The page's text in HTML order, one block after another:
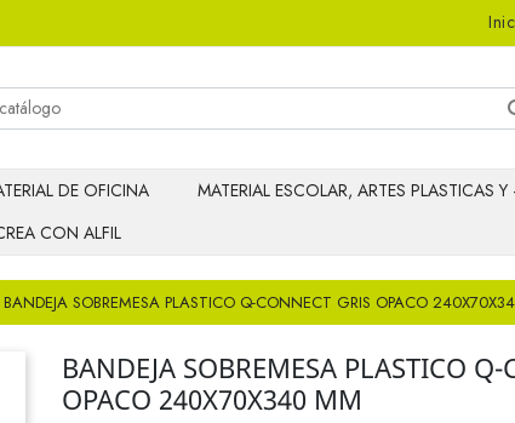
DE OFICINA
MATERIAL ESCOLAR, ARTES PLASTICAS Y
CON ALFIL
BANDEJA SOBREMESA PLASTICO Q-CONNECT GRIS OPACO
BANDEJA SOBREMESA PLASTICO Q-
OPACO 240X70X340 MM